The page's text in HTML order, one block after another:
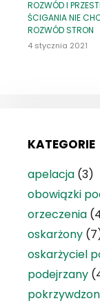
ROZWÓD I
ŚCIGANIA NIE
ROZWÓD STRON
4 stycznia 2021
KATEGORIE
apelacja (3)
obowiązki
orzeczenia
oskarżony
oskarżyciel
podejrzany